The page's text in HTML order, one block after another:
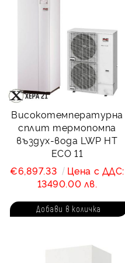
Високотемпературна
сплит термопомпа
въздух-вода LWP HT
ECO 11
€6,897.33
Цена с ДДС:
13490.00 лв.